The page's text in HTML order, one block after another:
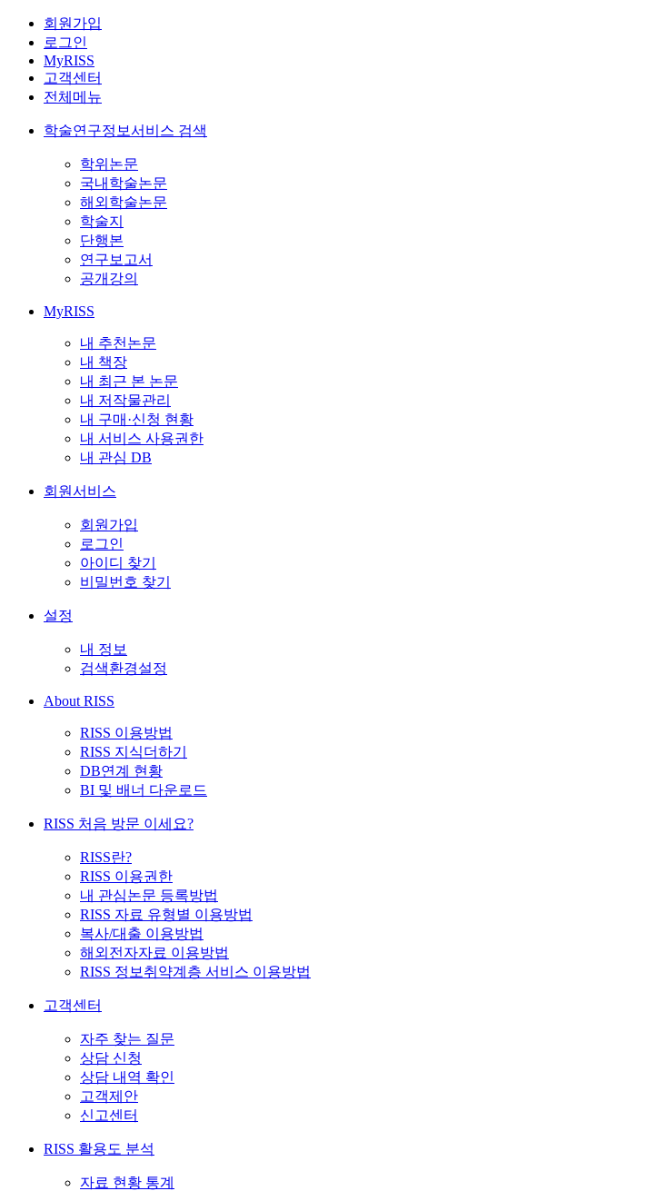
회원가입
로그인
MyRISS
고객센터
전체메뉴
학술연구정보서비스 검색
학위논문
국내학술논문
해외학술논문
학술지
단행본
연구보고서
공개강의
MyRISS
내 추천논문
내 책장
내 최근 본 논문
내 저작물관리
내 구매·신청 현황
내 서비스 사용권한
내 관심 DB
회원서비스
회원가입
로그인
아이디 찾기
비밀번호 찾기
설정
내 정보
검색환경설정
About RISS
RISS 이용방법
RISS 지식더하기
DB연계 현황
BI 및 배너 다운로드
RISS 처음 방문 이세요?
RISS란?
RISS 이용권한
내 관심논문 등록방법
RISS 자료 유형별 이용방법
복사/대출 이용방법
해외전자자료 이용방법
RISS 정보취약계층 서비스 이용방법
고객센터
자주 찾는 질문
상담 신청
상담 내역 확인
고객제안
신고센터
RISS 활용도 분석
자료 현황 통계